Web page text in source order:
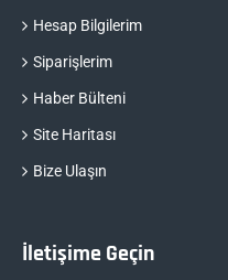
Hesap Bilgilerim
Siparişlerim
Haber Bülteni
Site Haritası
Bize Ulaşın
İletişime Geçin